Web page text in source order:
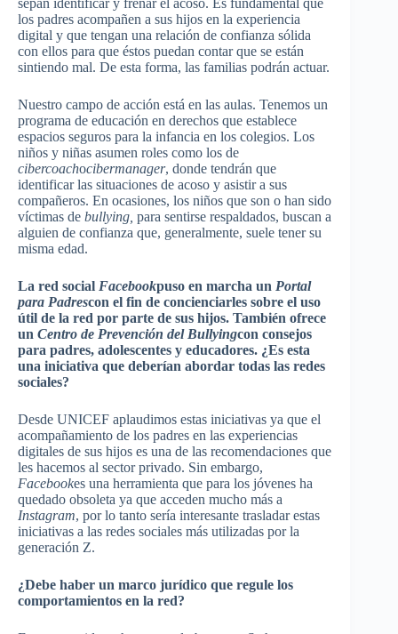
sepan identificar y frenar el acoso. Es fundamental que
los padres acompañen a sus hijos en la experiencia
digital y que tengan una relación de confianza sólida
con ellos para que éstos puedan contar que se están
sintiendo mal. De esta forma, las familias podrán actuar.
Nuestro campo de acción está en las aulas. Tenemos un
programa de educación en derechos que establece
espacios seguros para la infancia en los colegios. Los
niños y niñas asumen roles como los de
cibercoachocibermanager, donde tendrán que
identificar las situaciones de acoso y asistir a sus
compañeros. En ocasiones, los niños que son o han sido
víctimas de bullying, para sentirse respaldados, buscan a
alguien de confianza que, generalmente, suele tener su
misma edad.
La red social Facebookpuso en marcha un Portal
para Padrescon el fin de concienciarles sobre el uso
útil de la red por parte de sus hijos. También ofrece
un Centro de Prevención del Bullyingcon consejos
para padres, adolescentes y educadores. ¿Es esta
una iniciativa que deberían abordar todas las redes
sociales?
Desde UNICEF aplaudimos estas iniciativas ya que el
acompañamiento de los padres en las experiencias
digitales de sus hijos es una de las recomendaciones que
les hacemos al sector privado. Sin embargo,
Facebookes una herramienta que para los jóvenes ha
quedado obsoleta ya que acceden mucho más a
Instagram, por lo tanto sería interesante trasladar estas
iniciativas a las redes sociales más utilizadas por la
generación Z.
¿Debe haber un marco jurídico que regule los
comportamientos en la red?